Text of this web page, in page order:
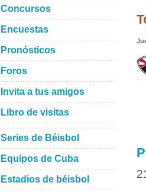
Concursos
Encuestas
Pronósticos
Foros
Invita a tus amigos
Libro de visitas
Series de Béisbol
Equipos de Cuba
Estadios de béisbol